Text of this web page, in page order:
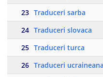
23 Traduceri sarba
24 Traduceri slovaca
25 Traduceri turca
26 Traduceri ucraineana